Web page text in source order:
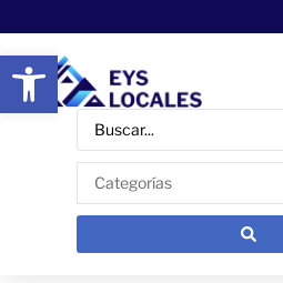
Abrir barra de herramientas